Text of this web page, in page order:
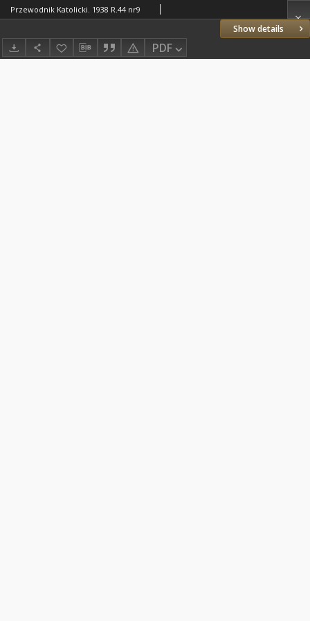
Show details
PDF
Przewodnik Katolicki. 1938 R.44 nr9